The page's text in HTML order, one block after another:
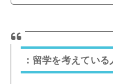
：留学を考えてい